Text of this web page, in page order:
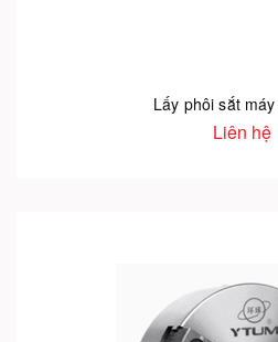
Lấy phôi sắt
Liên hệ